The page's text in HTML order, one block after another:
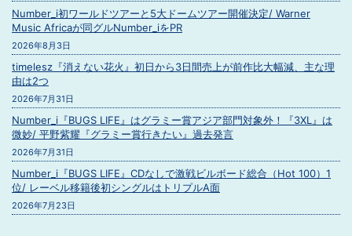
Number_i初ワールドツアーと5大ドームツアー開催決定/ Warner
Music Africaが同グルNumber_iをPR
2026年8月3日
timelesz『消えない花火』初日から3日間売上が前作比大幅減、主な理
由は2つ
2026年7月31日
Number_i『BUGS LIFE』はグラミー賞アジア部門対象外！『3XL』は
微妙/ 平野紫耀『グラミー賞行きたい』過去発言
2026年7月31日
Number_i『BUGS LIFE』CDなしで激戦ビルボード総合（Hot 100）1
位/ レーベル移籍後初シングルはトリプルA面
2026年7月23日